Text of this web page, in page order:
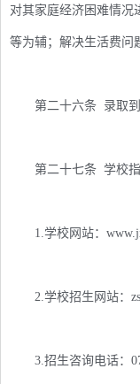
对其家庭经济困难情况
等为辅；解决生活费问
第二十六条 录取到
第二十七条 学校指
1.学校网站：
2.学校招生网站：
3.招生咨询电话：